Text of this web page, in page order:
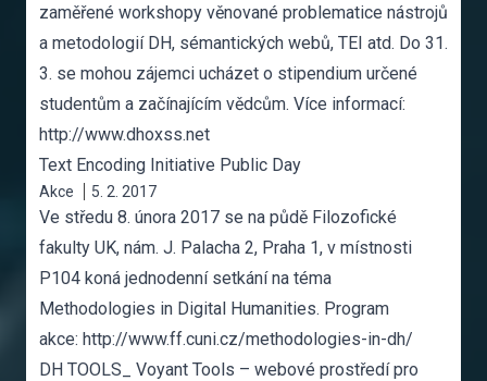
zaměřené workshopy věnované problematice nástrojů
a metodologií DH, sémantických webů, TEI atd. Do 31.
3. se mohou zájemci ucházet o stipendium určené
studentům a začínajícím vědcům. Více informací:
http://www.dhoxss.net
Text Encoding Initiative Public Day
Akce 5. 2. 2017
Ve středu 8. února 2017 se na půdě Filozofické
fakulty UK, nám. J. Palacha 2, Praha 1, v místnosti
P104 koná jednodenní setkání na téma
Methodologies in Digital Humanities. Program
akce: http://www.ff.cuni.cz/methodologies-in-dh/
DH TOOLS_ Voyant Tools – webové prostředí pro